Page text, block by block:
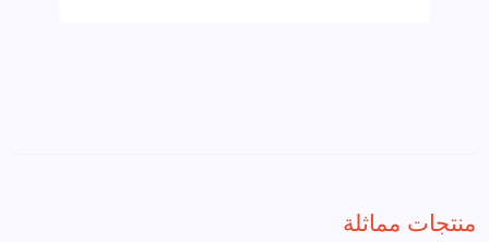
منتجات مماثلة